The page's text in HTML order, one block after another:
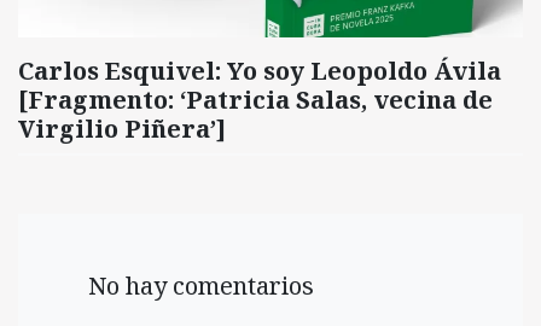
Carlos Esquivel: Yo soy Leopoldo Ávila
[Fragmento: ‘Patricia Salas, vecina de
Virgilio Piñera’]
No hay comentarios